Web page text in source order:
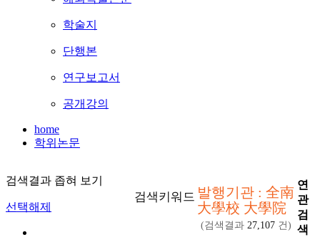
학술지
단행본
연구보고서
공개강의
home
학위논문
검색결과 좁혀 보기
선택해제
검색키워드 발행기관 : 全南
大學校 大學院
(검색결과 27,107 건)
연
관
검
색